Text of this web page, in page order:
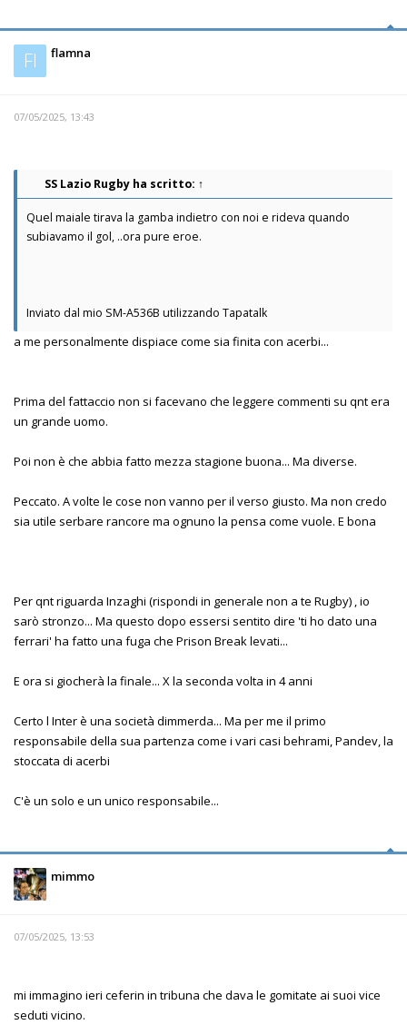
Fl flamna
07/05/2025, 13:43
SS Lazio Rugby ha scritto: ↑
Quel maiale tirava la gamba indietro con noi e rideva quando
subiavamo il gol, ..ora pure eroe.
Inviato dal mio SM-A536B utilizzando Tapatalk
a me personalmente dispiace come sia finita con acerbi...
Prima del fattaccio non si facevano che leggere commenti su qnt era
un grande uomo.
Poi non è che abbia fatto mezza stagione buona... Ma diverse.
Peccato. A volte le cose non vanno per il verso giusto. Ma non credo
sia utile serbare rancore ma ognuno la pensa come vuole. E bona
Per qnt riguarda Inzaghi (rispondi in generale non a te Rugby) , io
sarò stronzo... Ma questo dopo essersi sentito dire 'ti ho dato una
ferrari' ha fatto una fuga che Prison Break levati...
E ora si giocherà la finale... X la seconda volta in 4 anni
Certo l Inter è una società dimmerda... Ma per me il primo
responsabile della sua partenza come i vari casi behrami, Pandev, la
stoccata di acerbi
C'è un solo e un unico responsabile...
mimmo
07/05/2025, 13:53
mi immagino ieri ceferin in tribuna che dava le gomitate ai suoi vice
seduti vicino.